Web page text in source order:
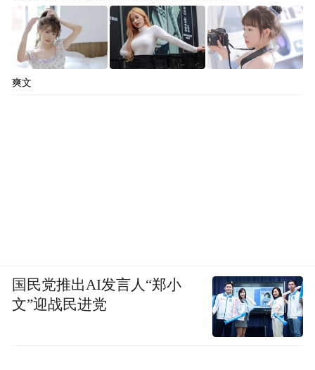
爽文
国民党推出AI发言人“郑小
文”迎战民进党